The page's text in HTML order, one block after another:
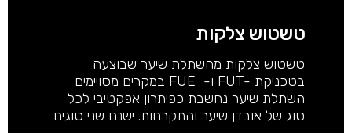
טשטוש צלקות
טשטוש צלקות מהשתלת שיער שבוצעה
בטכניקת -FUT ו- FUE במקרים מסויימים
השתלת שיער נחשבת כפיתרון אפקטיבי לכל
סוג של אובדן שיער והתקרחות. ישנם שני סוגים